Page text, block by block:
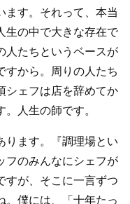
ます。それって、本当
生の中で大きな存在で
人たちというベースが
すから。周りの人たち
シェフは店を辞めてか
人生の師です。
ります。『調理場とい
フのみんなにシェフが
すが、そこに一言ずつ
。僕には、「十年たっ